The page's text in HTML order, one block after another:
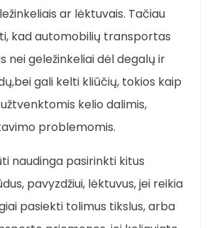
ar lėktuvais. Tačiau
kad automobilių transportas
nei geležinkeliai dėl degalų ir
gali kelti kliūčių, tokios kaip
kelio dalimis,
problemomis.
naudinga pasirinkti kitus
pavyzdžiui, lėktuvus, jei reikia
pasiekti tolimus tikslus, arba